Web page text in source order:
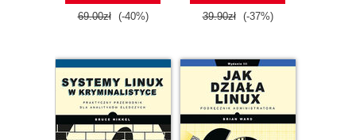
69.00zł (-40%) 39.90zł (-37%)